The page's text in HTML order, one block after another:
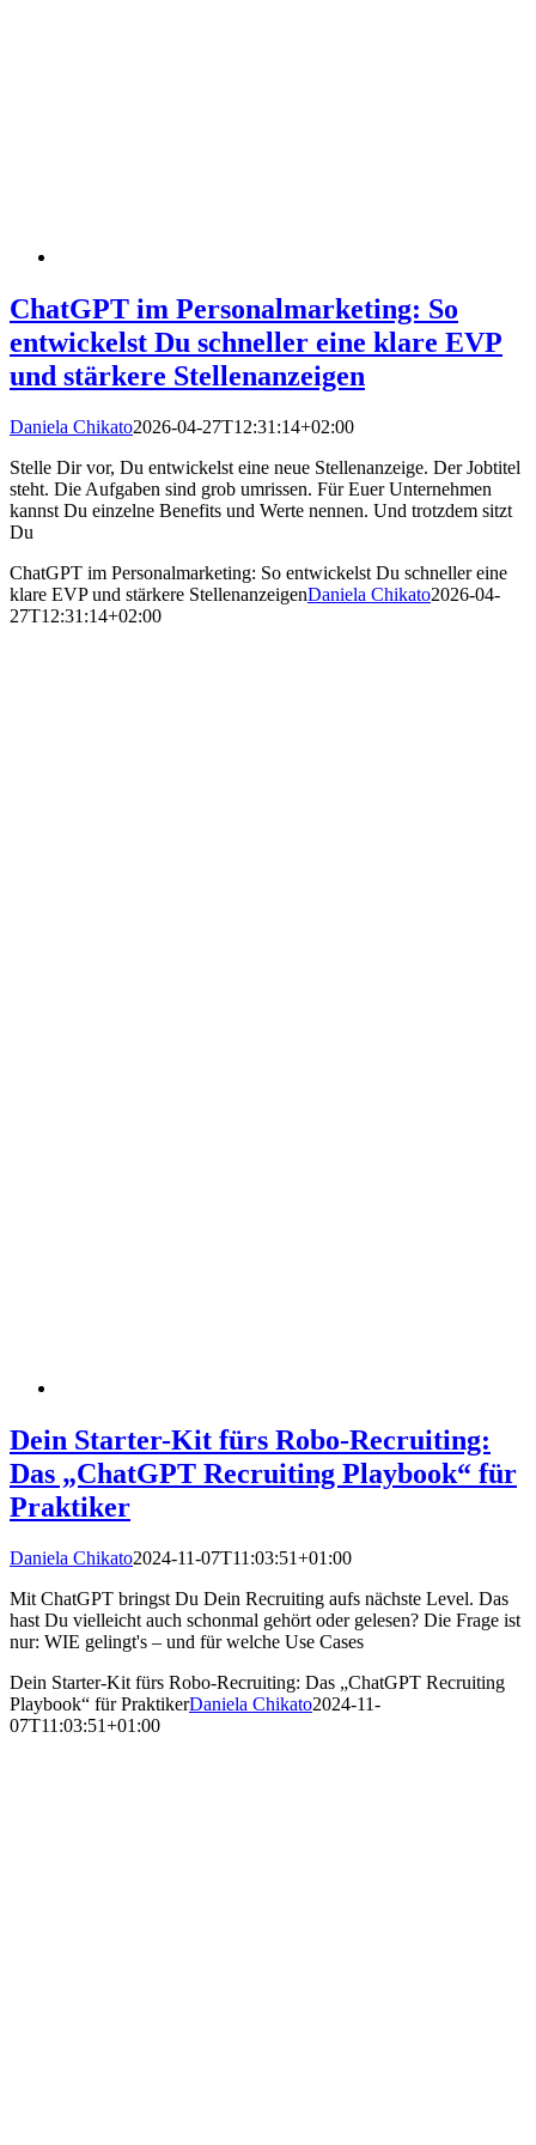
ChatGPT im Personalmarketing: So
entwickelst Du schneller eine klare EVP
und stärkere Stellenanzeigen
Daniela Chikato2026-04-27T12:31:14+02:00
Stelle Dir vor, Du entwickelst eine neue Stellenanzeige. Der Jobtitel
steht. Die Aufgaben sind grob umrissen. Für Euer Unternehmen
kannst Du einzelne Benefits und Werte nennen. Und trotzdem sitzt
Du
ChatGPT im Personalmarketing: So entwickelst Du schneller eine
klare EVP und stärkere StellenanzeigenDaniela Chikato2026-04-
27T12:31:14+02:00
Dein Starter-Kit fürs Robo-Recruiting:
Das „ChatGPT Recruiting Playbook“ für
Praktiker
Daniela Chikato2024-11-07T11:03:51+01:00
Mit ChatGPT bringst Du Dein Recruiting aufs nächste Level. Das
hast Du vielleicht auch schonmal gehört oder gelesen? Die Frage ist
nur: WIE gelingt's – und für welche Use Cases
Dein Starter-Kit fürs Robo-Recruiting: Das „ChatGPT Recruiting
Playbook“ für PraktikerDaniela Chikato2024-11-
07T11:03:51+01:00